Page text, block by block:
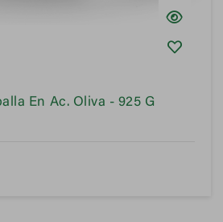
En Ac. Oliva - 925 G